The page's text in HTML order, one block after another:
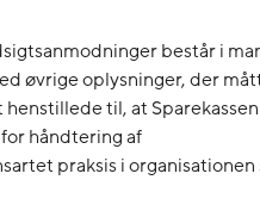
består i
øvrige oplysninger, der
til, at Sparekassen
håndtering af
praksis i organisationen